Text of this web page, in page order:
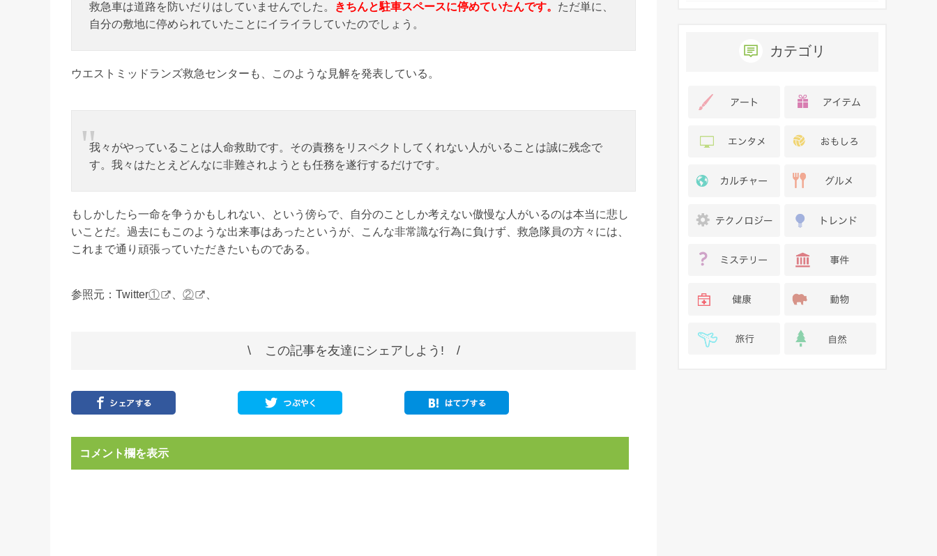
救急車は道路を防いだりはしていませんでした。 きちんと駐車スペースに停めていたんです。 ただ単に、
自分の敷地に停められていたことにイライラしていたのでしょう。
ウエストミッドランズ救急センターも、このような見解を発表している。
我々がやっていることは人命救助です。その責務をリスペクトしてくれない人がいることは誠に残念で
す。我々はたとえどんなに非難されようとも任務を遂行するだけです。
もしかしたら一命を争うかもしれない、という傍らで、自分のことしか考えない傲慢な人がいるのは本当に悲し
いことだ。過去にもこのような出来事はあったというが、こんな非常識な行為に負けず、救急隊員の方々には、
これまで通り頑張っていただきたいものである。
参照元：Twitter① 、②
この記事を友達にシェアしよう! /
コメント欄を表示
カテゴリ